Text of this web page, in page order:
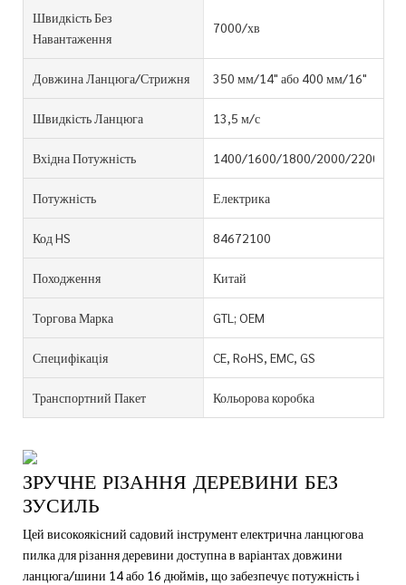
Швидкість Без
Навантаження
7000/хв
Довжина Ланцюга/стрижня 350 мм/14" або 400 мм/16"
Швидкість Ланцюга 13,5 м/с
Вхідна Потужність 1400/1600/1800/2000/2200W
Потужність Електрика
Код HS 84672100
Походження Китай
Торгова Марка GTL; OEM
Специфікація CE, RoHS, EMC, GS
Транспортний Пакет Кольорова коробка
ЗРУЧНЕ РІЗАННЯ ДЕРЕВИНИ БЕЗ
ЗУСИЛЬ
Цей високоякісний садовий інструмент електрична ланцюгова
пилка для різання деревини доступна в варіантах довжини
ланцюга/шини 14 або 16 дюймів, що забезпечує потужність і